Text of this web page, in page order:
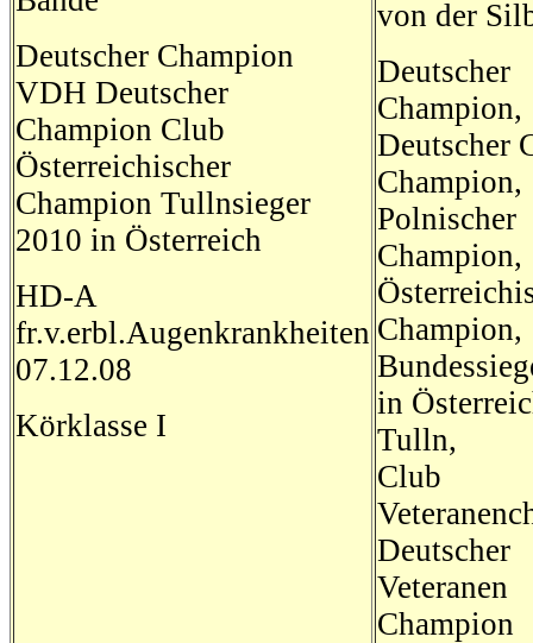
Deutscher Champion
VDH Deutscher
Champion Club
Österreichischer
Champion Tullnsieger
2010 in Österreich
HD-A
fr.v.erbl.Augenkrankheiten
07.12.08
Körklasse I
von der
Deutscher
Champion,
Deutscher
Champion,
Polnischer
Champion,
Champion,
in
Tulln,
Club
Deutscher
Veteranen
Champion